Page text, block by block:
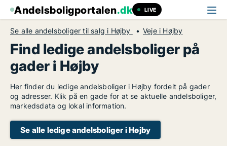
Andelsboligportalen.dk LIVE
Se alle andelsboliger til salg i Højby Veje i Højby
Find ledige andelsboliger på
gader i Højby
Her finder du ledige andelsboliger i Højby fordelt på gader
og adresser. Klik på en gade for at se aktuelle andelsboliger,
markedsdata og lokal information.
Se alle ledige andelsboliger i Højby